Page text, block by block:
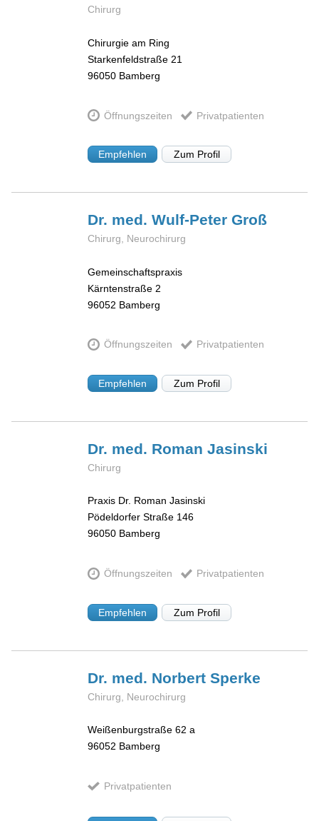
Chirurg
Chirurgie am Ring
Starkenfeldstraße 21
96050 Bamberg
Öffnungszeiten Privatpatienten
Empfehlen Zum Profil
Dr. med. Wulf-PeterGroß
Chirurg, Neurochirurg
Gemeinschaftspraxis
Kärntenstraße 2
96052 Bamberg
Öffnungszeiten Privatpatienten
Empfehlen Zum Profil
Dr. med. RomanJasinski
Chirurg
Praxis Dr. Roman Jasinski
Pödeldorfer Straße 146
96050 Bamberg
Öffnungszeiten Privatpatienten
Empfehlen Zum Profil
Dr. med. NorbertSperke
Chirurg, Neurochirurg
Weißenburgstraße 62 a
96052 Bamberg
Privatpatienten